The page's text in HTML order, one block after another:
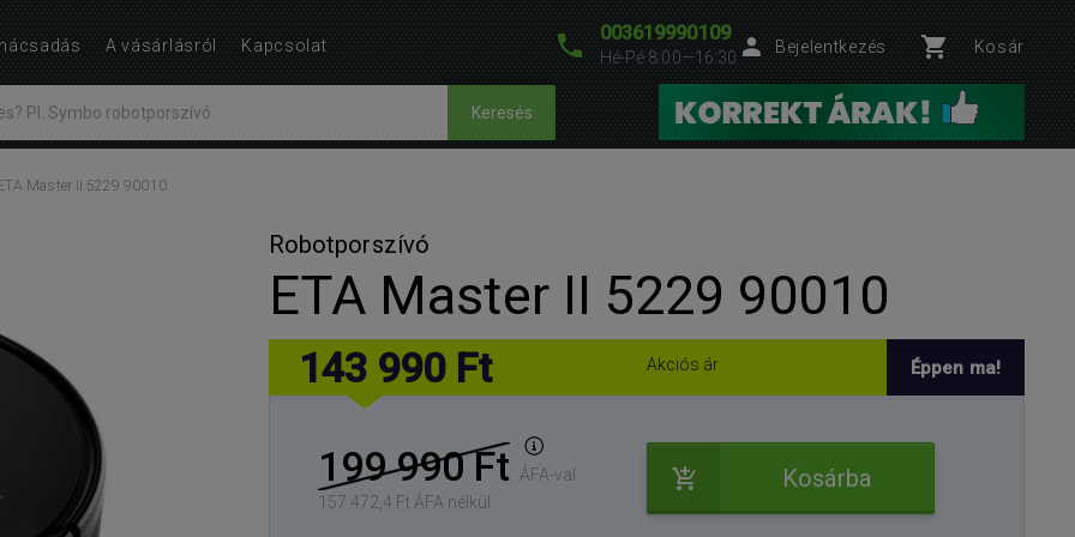
003619990109
Hé-Pé 8:00—16:30
Bejelentkezés Kosár
Keresés
ETA Master II 5229 90010
Robotporszívó
ETA Master II 5229 90010
143 990 Ft Akciós ár Éppen ma!
199 990 Ft
ÁFA-val
157 472,4 Ft ÁFA nélkül
Kosárba
A vásárlásról Kapcsolat